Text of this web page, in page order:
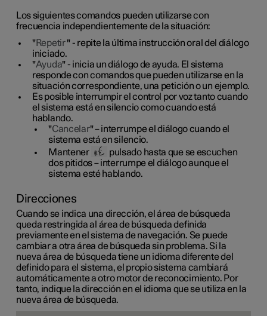
Los siguientes comandos pueden utilizarse con
frecuencia independientemente de la situación:
"Repetir" - repite la última instrucción oral del diálogo
iniciado.
"Ayuda" - inicia un diálogo de ayuda. El sistema
responde con comandos que pueden utilizarse en la
situación correspondiente, una petición o un ejemplo.
Es posible interrumpir el control por voz tanto cuando
el sistema está en silencio como cuando está
hablando.
"Cancelar" – interrumpe el diálogo cuando el
sistema está en silencio.
Mantener
pulsado hasta que se escuchen
dos pitidos – interrumpe el diálogo aunque el
sistema esté hablando.
Direcciones
Cuando se indica una dirección, el área de búsqueda
queda restringida al área de búsqueda definida
previamente en el sistema de navegación. Se puede
cambiar a otra área de búsqueda sin problema. Si la
nueva área de búsqueda tiene un idioma diferente del
definido para el sistema, el propio sistema cambiará
automáticamente a otro motor de reconocimiento. Por
tanto, indique la dirección en el idioma que se utiliza en la
nueva área de búsqueda.